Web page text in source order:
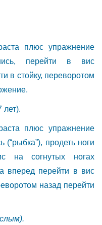
плюс упражнение
перейти в вис
в стойку, переворотом
лет).
плюс упражнение
(“рыбка”), продеть ноги
на согнутых ногах
вперед перейти в вис
назад перейти